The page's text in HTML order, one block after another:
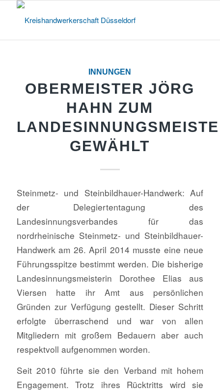
INNUNGEN
OBERMEISTER JÖRG
HAHN ZUM
GEWÄHLT
Steinmetz- und Steinbildhauer-Handwerk: Auf
der Delegiertentagung des
Landesinnungsverbandes für das
nordrheinische Steinmetz- und Steinbildhauer-
Handwerk am 26. April 2014 musste eine neue
Führungsspitze bestimmt werden. Die bisherige
Landesinnungsmeisterin Dorothee Elias aus
Viersen hatte ihr Amt aus persönlichen
Gründen zur Verfügung gestellt. Dieser Schritt
erfolgte überraschend und war von allen
Mitgliedern mit großem Bedauern aber auch
respektvoll aufgenommen worden.
Seit 2010 führte sie den Verband mit hohem
Engagement. Trotz ihres Rücktritts wird sie